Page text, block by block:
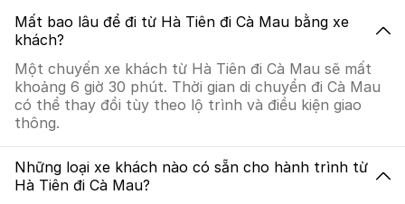
Mất bao lâu để đi từ Hà Tiên đi Cà Mau bằng xe
khách?
Một chuyến xe khách từ Hà Tiên đi Cà Mau sẽ mất
khoảng 6 giờ 30 phút. Thời gian di chuyển đi Cà Mau
có thể thay đổi tùy theo lộ trình và điều kiện giao
thông.
Những loại xe khách nào có sẵn cho hành trình từ
Hà Tiên đi Cà Mau?